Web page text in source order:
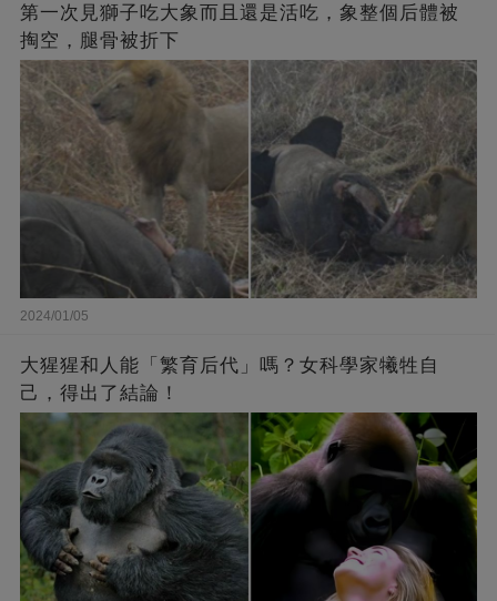
第一次見獅子吃大象而且還是活吃，象整個后體被
掏空，腿骨被折下
2024/01/05
大猩猩和人能「繁育后代」嗎？女科學家犧牲自
己，得出了結論！